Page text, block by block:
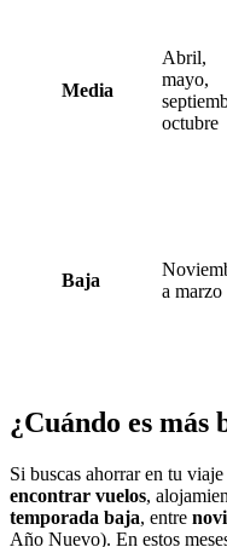
Media
Abril,
mayo,
octubre
Baja
a marzo
¿Cuándo es
Si buscas ahorrar en tu
encontrar vuelos,
temporada baja, entre
Año Nuevo). En estos